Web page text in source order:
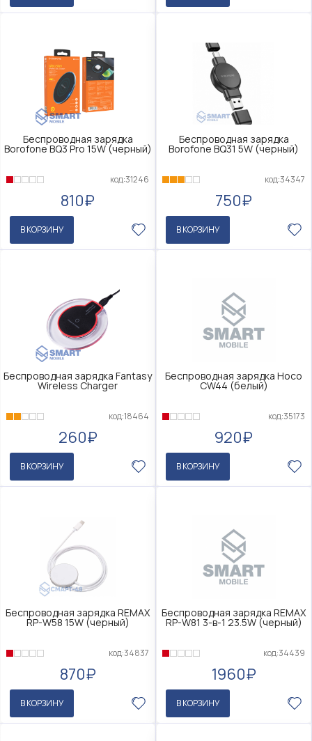
Беспроводная зарядка
Borofone BQ3 Pro 15W (черный)
код:31246
810₽
В КОРЗИНУ
Беспроводная зарядка
Borofone BQ31 5W (черный)
код:34347
750₽
В КОРЗИНУ
Беспроводная зарядка Fantasy
Wireless Charger
код:18464
260₽
В КОРЗИНУ
Беспроводная зарядка Hoco
CW44 (белый)
код:35173
920₽
В КОРЗИНУ
Беспроводная зарядка REMAX
RP-W58 15W (черный)
код:34837
870₽
В КОРЗИНУ
Беспроводная зарядка REMAX
RP-W81 3-в-1 23.5W (черный)
код:34439
1960₽
В КОРЗИНУ